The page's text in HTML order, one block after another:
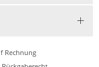
Rechnung